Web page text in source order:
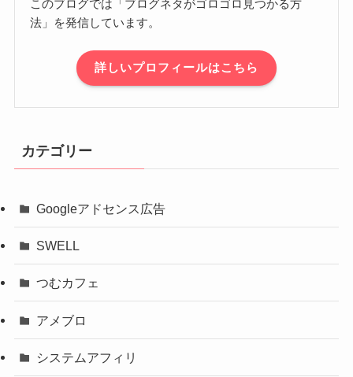
このブログでは「ブログネタがゴロゴロ見つかる方
法」を発信しています。
詳しいプロフィールはこちら
カテゴリー
Googleアドセンス広告
SWELL
つむカフェ
アメブロ
システムアフィリ